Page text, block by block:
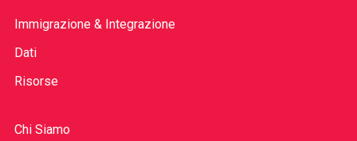
Immigrazione & Integrazione
Dati
Risorse
Chi Siamo